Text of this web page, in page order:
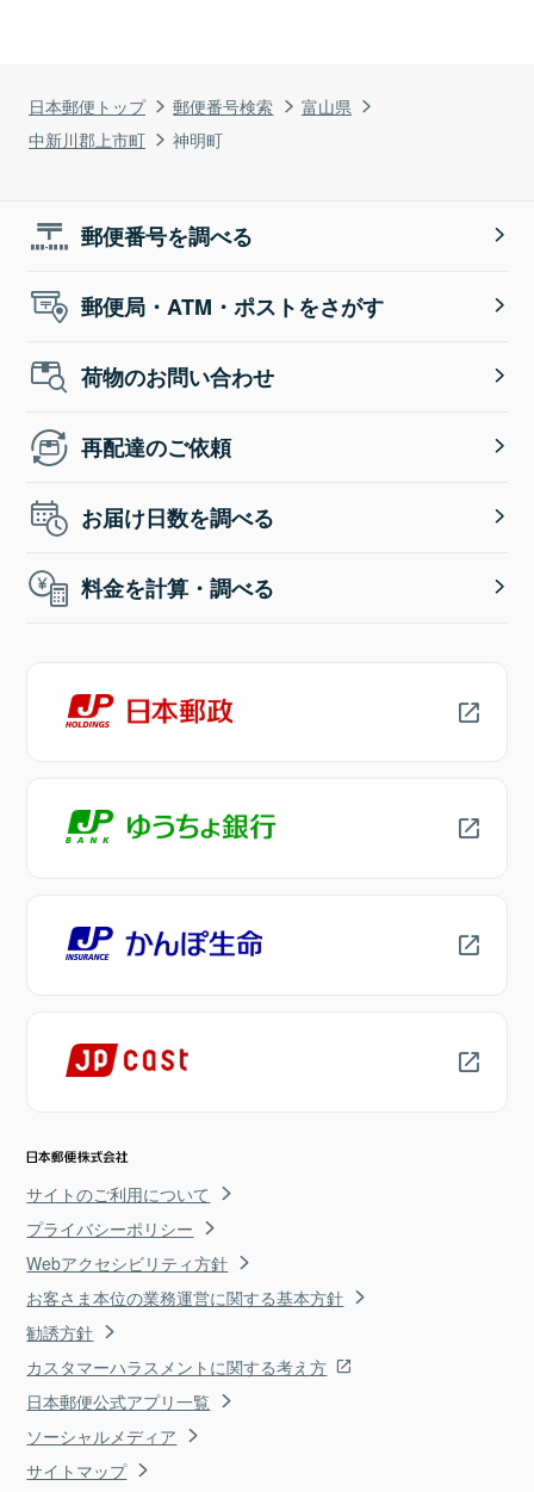
日本郵便トップ 郵便番号検索
富山県
中新川郡上市町
神明町
郵便番号を調べる
郵便局・ATM・ポストをさがす
荷物のお問い合わせ
再配達のご依頼
お届け日数を調べる
料金を計算・調べる
サイトのご利用について
プライバシーポリシー
Webアクセシビリティ方針
お客さま本位の業務運営に関する基本方針
勧誘方針
カスタマーハラスメントに関する考え方
日本郵便公式アプリ一覧
ソーシャルメディア
サイトマップ